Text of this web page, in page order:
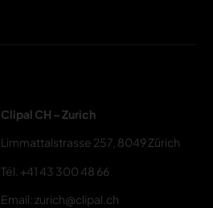
Clipal CH – Zurich
Limmattalstrasse 257, 8049 Zürich
Tél. +41 43 300 48 66
Email: zurich@clipal.ch